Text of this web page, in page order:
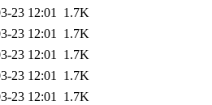
23 12:01 1.7K
23 12:01 1.7K
23 12:01 1.7K
23 12:01 1.7K
23 12:01 1.7K